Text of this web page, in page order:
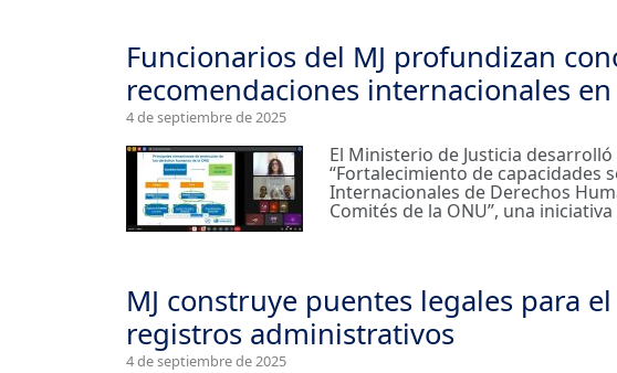
Funcionarios del MJ profundizan
recomendaciones internacionales en
4 de septiembre de 2025
El Ministerio de Justicia
“Fortalecimiento de capacidades
Internacionales de Derechos
Comités de la ONU”, una
MJ construye puentes legales para
registros administrativos
4 de septiembre de 2025